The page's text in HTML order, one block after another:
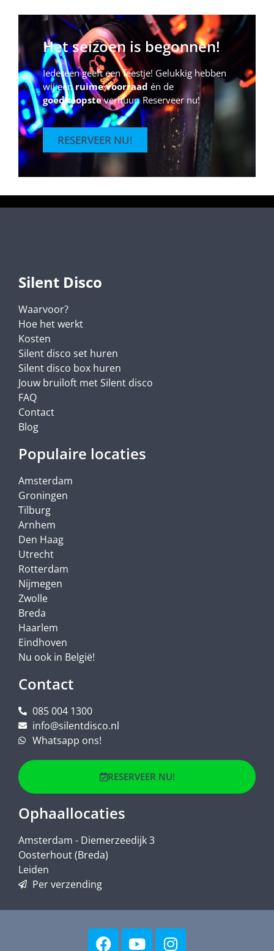
Het seizoen is begonnen!
Iedereen geeft een feestje! Gelukkig hebben
wij eenruime voorraad én de
goedkoopsteverhuur. Reserveer nu!
RESERVEER NU!
Silent Disco
Waarvoor?
Hoe het werkt
Kosten
Silent disco set huren
Silent disco box huren
Jouw bruiloft met Silent disco
FAQ
Contact
Blog
Populaire locaties
Amsterdam
Groningen
Tilburg
Arnhem
Den Haag
Utrecht
Rotterdam
Nijmegen
Zwolle
Breda
Haarlem
Eindhoven
Nu ook in België!
Contact
085 004 1300
info@silentdisco.nl
Whatsapp ons!
RESERVEER NU!
Ophaallocaties
Amsterdam - Diemerzeedijk 3
Oosterhout (Breda)
Leiden
Per verzending